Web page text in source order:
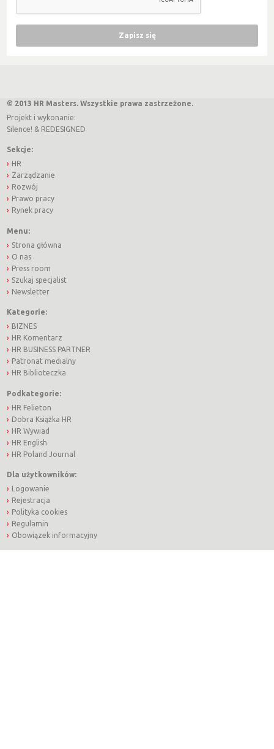
© 2013 HR Masters. Wszystkie prawa zastrzeżone.
Projekt i wykonanie:
Silence! & REDESIGNED
Sekcje:
HR
Zarządzanie
Rozwój
Prawo pracy
Rynek pracy
Menu:
Strona główna
O nas
Press room
Szukaj specjalist
Newsletter
Kategorie:
BIZNES
HR Komentarz
HR BUSINESS PARTNER
Patronat medialny
HR Biblioteczka
Podkategorie:
HR Felieton
Dobra Książka HR
HR Wywiad
HR English
HR Poland Journal
Dla użytkowników:
Logowanie
Rejestracja
Polityka cookies
Regulamin
Obowiązek informacyjny